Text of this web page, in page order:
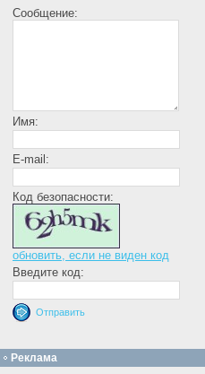
Сообщение:
Имя:
E-mail:
Код безопасности:
обновить, если не виден код
Введите код:
Реклама